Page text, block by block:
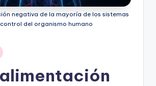
negativa de la mayoría de los sistemas
del organismo humano